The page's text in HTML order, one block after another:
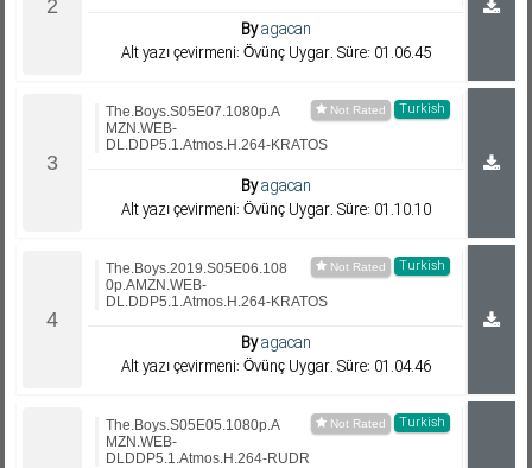
Byagacan
Alt yazı çevirmeni: Övünç Uygar. Süre: 01.06.45
Turkish
The.Boys.S05E07.1080p.A
MZN.WEB-
DL.DDP5.1.Atmos.H.264-KRATOS
Byagacan
Alt yazı çevirmeni: Övünç Uygar. Süre: 01.10.10
Turkish
The.Boys.2019.S05E06.108
0p.AMZN.WEB-
DL.DDP5.1.Atmos.H.264-KRATOS
Byagacan
Alt yazı çevirmeni: Övünç Uygar. Süre: 01.04.46
Turkish
The.Boys.S05E05.1080p.A
MZN.WEB-
DLDDP5.1.Atmos.H.264-RUDR